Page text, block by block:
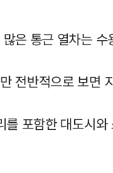
은 통근 열차는
전반적으로 보
포함한 대도시